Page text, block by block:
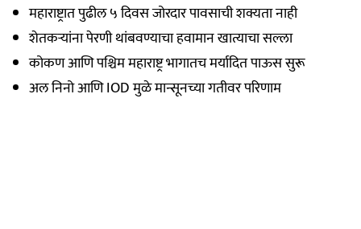
महाराष्ट्रात पुढील ५ दिवस जोरदार पावसाची शक्यता नाही
शेतकऱ्यांना पेरणी थांबवण्याचा हवामान खात्याचा सल्ला
कोकण आणि पश्चिम महाराष्ट्र भागातच मर्यादित पाऊस सुरू
अल निनो आणि IOD मुळे मान्सूनच्या गतीवर परिणाम